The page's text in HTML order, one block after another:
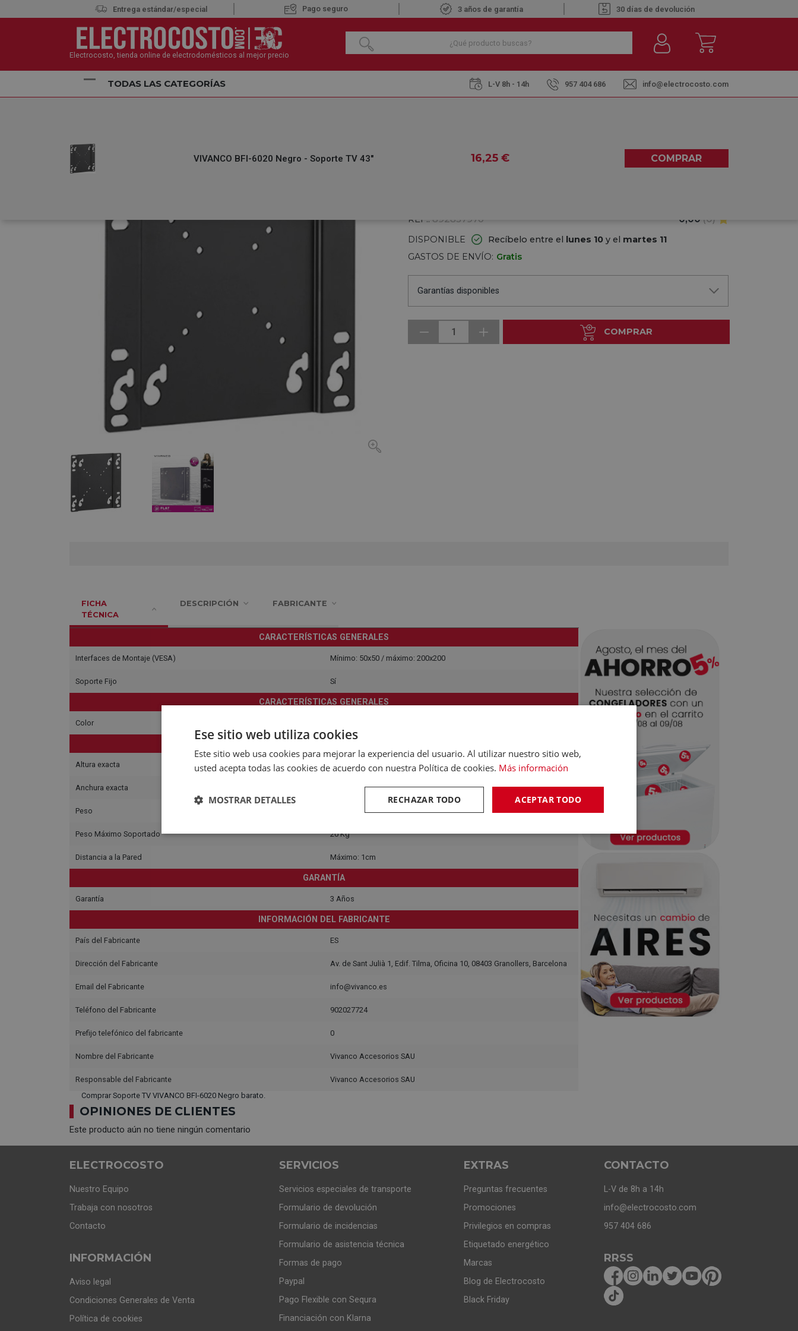
Entrega estándar/especial Pago seguro 3 años de garantía 30 días de devolución
Electrocosto, tienda online de electrodomésticos al mejor precio
TODAS LAS CATEGORÍAS L-V 8h - 14h 957 404 686 info@electrocosto.com
VIVANCO BFI-6020 Negro - Soporte TV 43" 16,25€ COMPRAR
VIVANCO BFI-6020 NEGRO - SOPORTE TV 43"
REF.: 892837970 0,00 (0)
DISPONIBLE Recíbelo entre el lunes 10 y el martes 11
GASTOS DE ENVÍO: Gratis
Garantías disponibles
1 COMPRAR
FICHA
TÉCNICA
DESCRIPCIÓN FABRICANTE
CARACTERÍSTICAS GENERALES
Interfaces de Montaje (VESA) Mínimo: 50x50 / máximo: 200x200
Soporte Fijo Sí
CARACTERÍSTICAS GENERALES
Color
Altura exacta 21,70 Centímetros
Anchura exacta 22,50 Centímetros
Peso
Peso Máximo Soportado 20 Kg
Distancia a la Pared Máximo: 1cm
GARANTÍA
Garantía 3 Años
INFORMACIÓN DEL FABRICANTE
País del Fabricante ES
Dirección del Fabricante Av. de Sant Julià 1, Edif. Tilma, Oficina 10, 08403 Granollers, Barcelona
Email del Fabricante info@vivanco.es
Teléfono del Fabricante 902027724
Prefijo telefónico del fabricante 0
Nombre del Fabricante Vivanco Accesorios SAU
Responsable del Fabricante
Vivanco Accesorios SAU
Comprar Soporte TV VIVANCO BFI-6020 Negro barato.
OPINIONES DE CLIENTES
Este producto aún no tiene ningún comentario
ELECTROCOSTO
Nuestro Equipo
Trabaja con nosotros
Contacto
INFORMACIÓN
Aviso legal
Condiciones Generales de Venta
Política de cookies
SERVICIOS
Servicios especiales de transporte
Formulario de devolución
Formulario de incidencias
Formulario de asistencia técnica
Formas de pago
Paypal
Pago Flexible con Sequra
Financiación con Klarna
EXTRAS
Preguntas frecuentes
Promociones
Privilegios en compras
Etiquetado energético
Marcas
Blog de Electrocosto
Black Friday
CONTACTO
L-V de 8h a 14h
info@electrocosto.com
957 404 686
RRSS
Ese sitio web utiliza cookies
Este sitio web usa cookies para mejorar la experiencia del usuario. Al utilizar nuestro sitio web,
usted acepta todas las cookies de acuerdo con nuestra Política de cookies. Más información
ACEPTAR TODO
RECHAZAR TODO
MOSTRAR DETALLES